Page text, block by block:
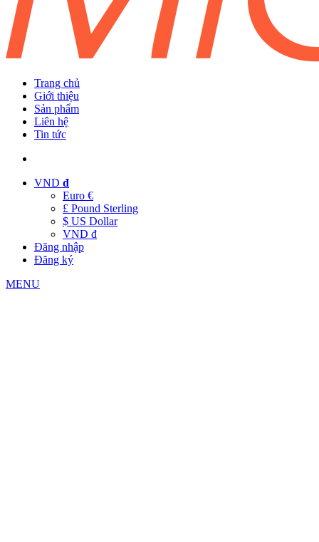
Trang chủ
Giới thiệu
Sản phẩm
Liên hệ
Tin tức
VND đ
Euro €
£ Pound Sterling
$ US Dollar
VND đ
Đăng nhập
Đăng ký
MENU